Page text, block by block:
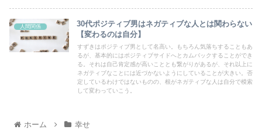
人間関係
30代ポジティブ男はネガティブな人とは関わらない
【変わるのは自分】
すずきはポジティブ男として名高い。もちろん気落ちすることもあ
るが、基本的にはポジティブサイドへとカムバックすることができ
る。それは自己肯定感が高いこととも繋がりがあるが、それ以上に
ネガティブなことには近づかないようにしていることが大きい。否
定しているわけではないものの、根がネガティブな人は自分で模索
して変わっていこう。
ホーム 幸せ